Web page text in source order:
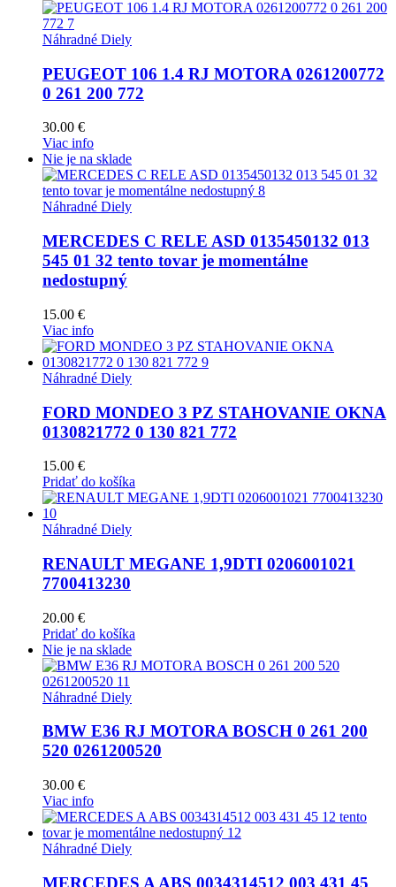
Náhradné Diely
PEUGEOT 106 1.4 RJ MOTORA 0261200772
0 261 200 772
30.00 €
Viac info
Nie je na sklade
Náhradné Diely
MERCEDES C RELE ASD 0135450132 013
545 01 32 tento tovar je momentálne
nedostupný
15.00 €
Viac info
Náhradné Diely
FORD MONDEO 3 PZ STAHOVANIE OKNA
0130821772 0 130 821 772
15.00 €
Pridať do košíka
Náhradné Diely
RENAULT MEGANE 1,9DTI 0206001021
7700413230
20.00 €
Pridať do košíka
Nie je na sklade
Náhradné Diely
BMW E36 RJ MOTORA BOSCH 0 261 200
520 0261200520
30.00 €
Viac info
Náhradné Diely
MERCEDES A ABS 0034314512 003 431 45